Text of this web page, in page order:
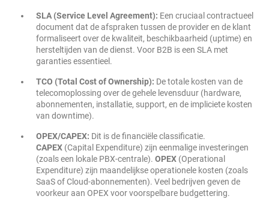
SLA (Service Level Agreement): Een cruciaal contractueel
document dat de afspraken tussen de provider en de klant
formaliseert over de kwaliteit, beschikbaarheid (uptime) en
hersteltijden van de dienst. Voor B2B is een SLA met
garanties essentieel.
TCO (Total Cost of Ownership): De totale kosten van de
telecomoplossing over de gehele levensduur (hardware,
abonnementen, installatie, support, en de impliciete kosten
van downtime).
OPEX/CAPEX: Dit is de financiële classificatie.
CAPEX (Capital Expenditure) zijn eenmalige investeringen
(zoals een lokale PBX-centrale). OPEX (Operational
Expenditure) zijn maandelijkse operationele kosten (zoals
SaaS of Cloud-abonnementen). Veel bedrijven geven de
voorkeur aan OPEX voor voorspelbare budgettering.